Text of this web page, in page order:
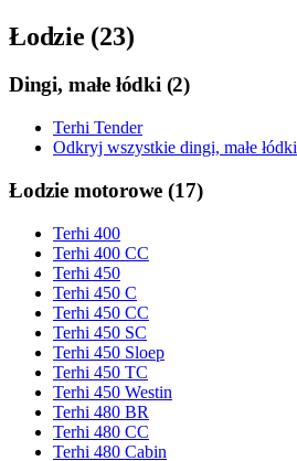
Łodzie (23)
Dingi, małe łódki (2)
Terhi Tender
Odkryj wszystkie dingi, małe łódki
Łodzie motorowe (17)
Terhi 400
Terhi 400 CC
Terhi 450
Terhi 450 C
Terhi 450 CC
Terhi 450 SC
Terhi 450 Sloep
Terhi 450 TC
Terhi 450 Westin
Terhi 480 BR
Terhi 480 CC
Terhi 480 Cabin